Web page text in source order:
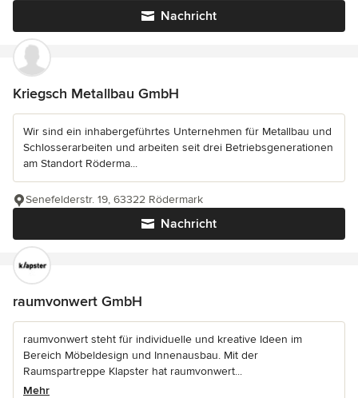
Nachricht
Kriegsch Metallbau GmbH
Wir sind ein inhabergeführtes Unternehmen für Metallbau und
Schlosserarbeiten und arbeiten seit drei Betriebsgenerationen
am Standort Röderma...
Nachricht
Senefelderstr. 19, 63322 Rödermark
raumvonwert GmbH
raumvonwert steht für individuelle und kreative Ideen im
Bereich Möbeldesign und Innenausbau. Mit der
Raumspartreppe Klapster hat raumvonwert...
Mehr